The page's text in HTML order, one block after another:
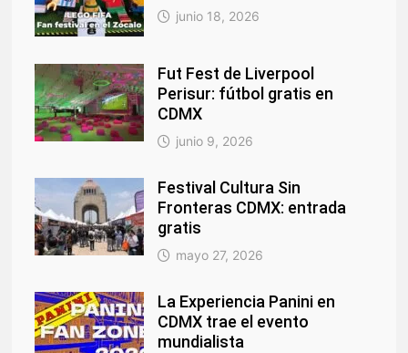
junio 18, 2026
Fut Fest de Liverpool
Perisur: fútbol gratis en
CDMX
junio 9, 2026
Festival Cultura Sin
Fronteras CDMX: entrada
gratis
mayo 27, 2026
La Experiencia Panini en
CDMX trae el evento
mundialista